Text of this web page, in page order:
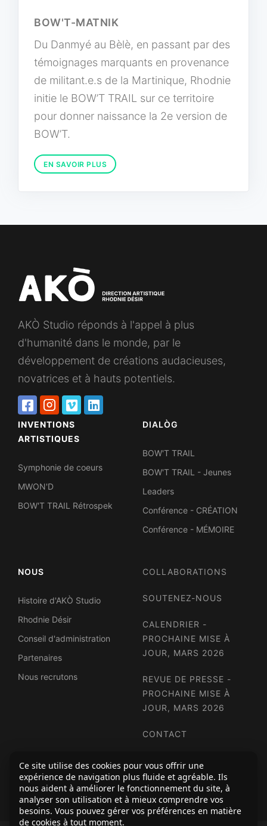
BOW'T-MATNIK
Du Danmyé au Bèlè, en passant par des
témoignages marquants en provenance
de militant.e.s de la Martinique, Rhodnie
initie le BOW’T TRAIL sur ce territoire
pour donner naissance la 2e version de
BOW’T.
EN SAVOIR PLUS
AKÒ Studio réponds à l'appel à plus
d'humanité dans le monde, par le
développement de créations audacieuses,
novatrices et à hauts potentiels.
INVENTIONS
ARTISTIQUES
Symphonie de coeurs
MWON'D
BOW'T TRAIL Rétrospek
DIALÒG
BOW'T TRAIL
BOW'T TRAIL - Jeunes
Leaders
Conférence - CRÉATION
Conférence - MÉMOIRE
NOUS
Histoire d'AKÒ Studio
Rhodnie Désir
Conseil d'administration
Partenaires
Nous recrutons
COLLABORATIONS
SOUTENEZ-NOUS
CALENDRIER -
PROCHAINE MISE À
JOUR, MARS 2026
REVUE DE PRESSE -
PROCHAINE MISE À
JOUR, MARS 2026
CONTACT
INFOLETTRE
Ce site utilise des cookies pour vous offrir une
expérience de navigation plus fluide et agréable. Ils
nous aident à améliorer le fonctionnement du site, à
analyser son utilisation et à mieux comprendre vos
besoins. Vous pouvez gérer vos préférences en matière
de cookies à tout moment.